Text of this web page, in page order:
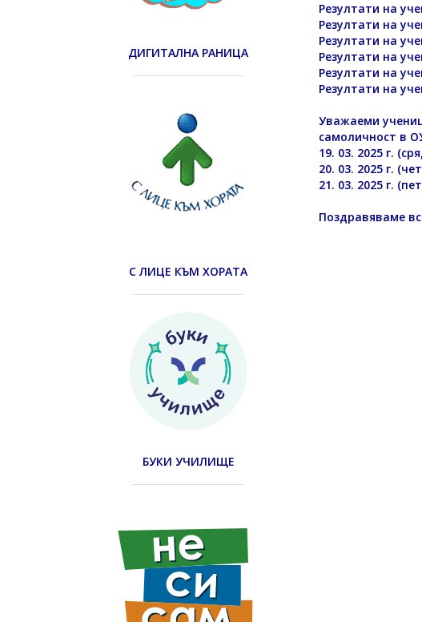
Резултати на
Резултати на
Резултати на
Резултати на
Резултати на
Резултати на
Уважаеми
самоличност в
19. 03. 2025 г.
20. 03. 2025 г.
21. 03. 2025 г.
Поздравяваме
ДИГИТАЛНА РАНИЦА
С ЛИЦЕ КЪМ ХОРАТА
БУКИ УЧИЛИЩЕ